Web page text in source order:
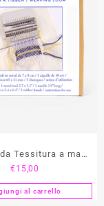
Tessitura a mano
DMC
€ 15,00
al carrello